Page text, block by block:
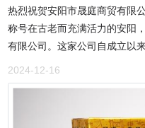
司、部队、电厂、国家电网、
省政府采购网上商城入围商，
六维空间京东慧采自营店。每
力与潜力。在组织架构上，公
成、中小企业应用五大体系，
工需求，建立完善的利益共享
热烈祝贺安阳市晟庭商贸有限
称号在古老而充满活力的安
有限公司。这家公司自成立以
者。晟庭商贸主要代理伊利学
面。公司的销售团队由一群经
2024-12-16